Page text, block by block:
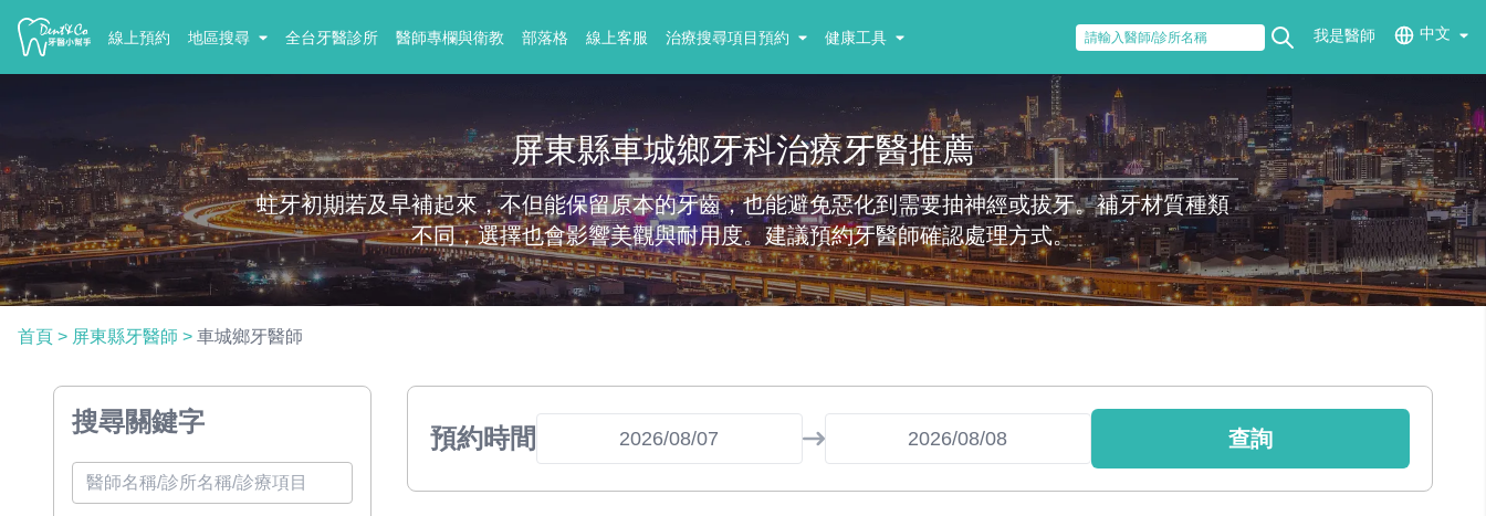
線上預約 地區搜尋 全台牙醫診所 醫師專欄與衛教 部落格 線上客服 治療搜尋項目預約 健康工具 我是醫師 中文
屏東縣車城鄉牙科治療牙醫推薦
蛀牙初期若及早補起來，不但能保留原本的牙齒，也能避免惡化到需要抽神經或拔牙。補牙材質種類
不同，選擇也會影響美觀與耐用度。建議預約牙醫師確認處理方式。
首頁 > 屏東縣牙醫師 > 車城鄉牙醫師
搜尋關鍵字
預約時間 查詢